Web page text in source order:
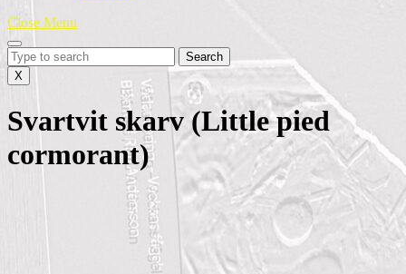
Close Menu
Search
for:
X
Svartvit skarv (Little pied
cormorant)